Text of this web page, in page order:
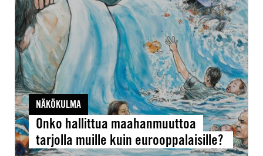
tarjolla
muille
kuin
eurooppalaisille?
NÄKÖKULMA
Onko hallittua maahanmuuttoa
tarjolla muille kuin eurooppalaisille?